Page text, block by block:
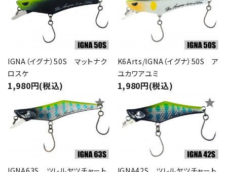
IGNA（イグナ）50S マットナク
ロスケ
1,980円(税込)
K6Arts/IGNA（イグナ）50S ア
ユカワアユミ
1,980円(税込)
star star